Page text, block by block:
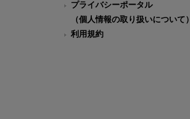
プライバシーポータル
（個人情報の取り扱いについて）
利用規約